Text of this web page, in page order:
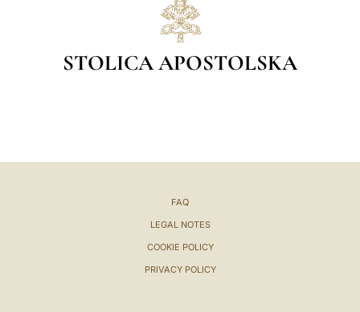
STOLICA APOSTOLSKA
FAQ
LEGAL NOTES
COOKIE POLICY
PRIVACY POLICY